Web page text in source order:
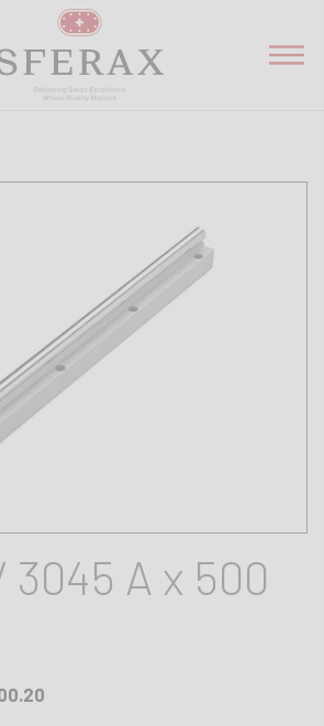
3045 A x 500